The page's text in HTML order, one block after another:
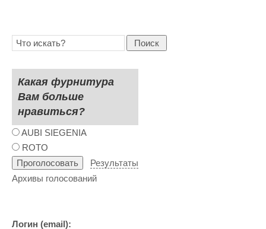
Поиск
Какая фурнитура
Вам больше
нравиться?
AUBI SIEGENIA
ROTO
Результаты
Архивы голосований
Логин (email):